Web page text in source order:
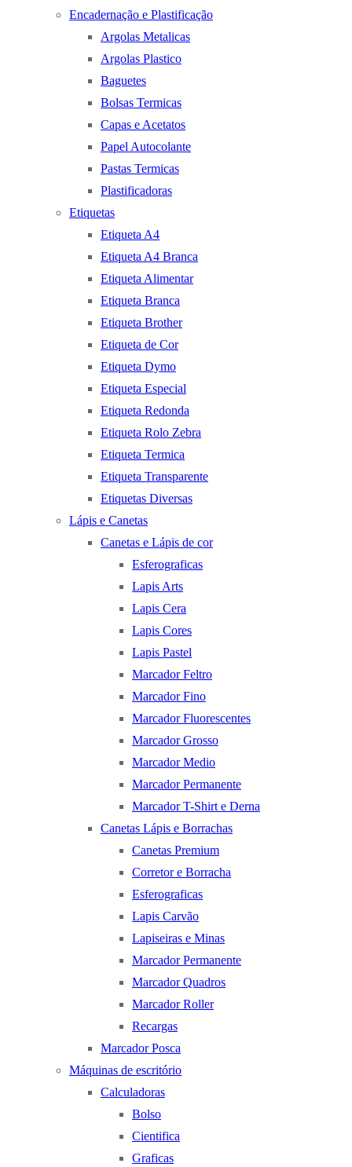
Encadernação e Plastificação
Argolas Metalicas
Argolas Plastico
Baguetes
Bolsas Termicas
Capas e Acetatos
Papel Autocolante
Pastas Termicas
Plastificadoras
Etiquetas
Etiqueta A4
Etiqueta A4 Branca
Etiqueta Alimentar
Etiqueta Branca
Etiqueta Brother
Etiqueta de Cor
Etiqueta Dymo
Etiqueta Especial
Etiqueta Redonda
Etiqueta Rolo Zebra
Etiqueta Termica
Etiqueta Transparente
Etiquetas Diversas
Lápis e Canetas
Canetas e Lápis de cor
Esferograficas
Lapis Arts
Lapis Cera
Lapis Cores
Lapis Pastel
Marcador Feltro
Marcador Fino
Marcador Fluorescentes
Marcador Grosso
Marcador Medio
Marcador Permanente
Marcador T-Shirt e Derna
Canetas Lápis e Borrachas
Canetas Premium
Corretor e Borracha
Esferograficas
Lapis Carvão
Lapiseiras e Minas
Marcador Permanente
Marcador Quadros
Marcador Roller
Recargas
Marcador Posca
Máquinas de escritório
Calculadoras
Bolso
Cientifica
Graficas